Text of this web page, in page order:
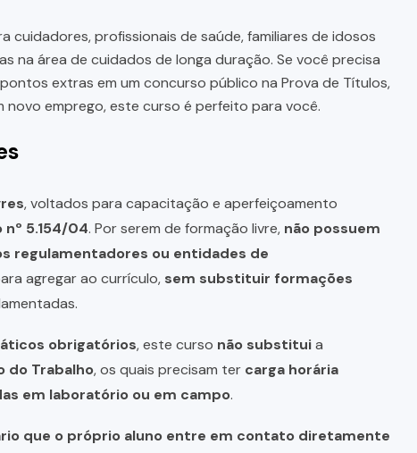
cuidadores, profissionais de saúde, familiares de idosos
na área de cuidados de longa duração. Se você precisa
extras em um concurso público na Prova de Títulos,
emprego, este curso é perfeito para você.
, voltados para capacitação e aperfeiçoamento
5.154/04. Por serem de formação livre, não possuem
regulamentadores ou entidades de
agregar ao currículo, sem substituir formações
obrigatórios, este curso não substituia
do Trabalho, os quais precisam ter carga horária
em laboratório ou em campo.
que o próprio aluno entre em contato diretamente